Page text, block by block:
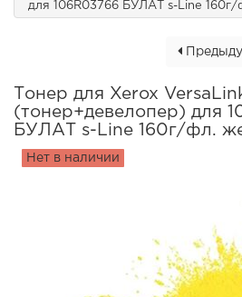
для 106R03766 БУЛАТ s-Line
Тонер для Xerox
(тонер+девелопер) для
БУЛАТ s-Line 160г/фл.
Нет в наличии